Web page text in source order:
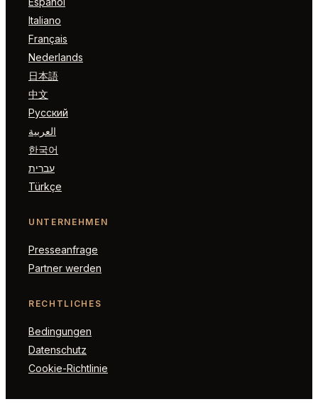
Italiano
Français
Nederlands
日本語
中文
Русский
العربية
한국어
עברית
Türkçe
UNTERNEHMEN
Presseanfrage
Partner werden
RECHTLICHES
Bedingungen
Datenschutz
Cookie-Richtlinie